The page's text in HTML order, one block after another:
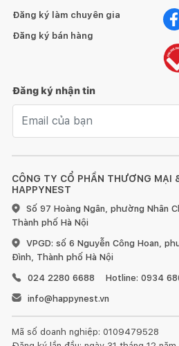
CÔNG TY CỔ PHẦN THƯƠNG MẠI
HAPPYNEST
Số 97 Hoàng Ngân, phường Nhân
Thành phố Hà Nội
VPGD: số 6 Nguyễn Công Hoan,
Đình, Thành phố Hà Nội
024 2280 6688
Hotline: 0934
info@happynest.vn
Mã số doanh nghiệp: 0109479528
Đăng ký làm chuyên gia
Đăng ký bán hàng
Đăng ký nhận tin